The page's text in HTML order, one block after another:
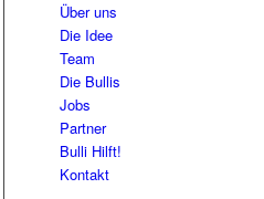
Über uns
Die Idee
Team
Die Bullis
Jobs
Partner
Bulli Hilft!
Kontakt